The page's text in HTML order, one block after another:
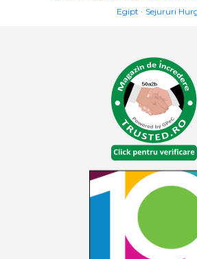
Egipt
Sejururi